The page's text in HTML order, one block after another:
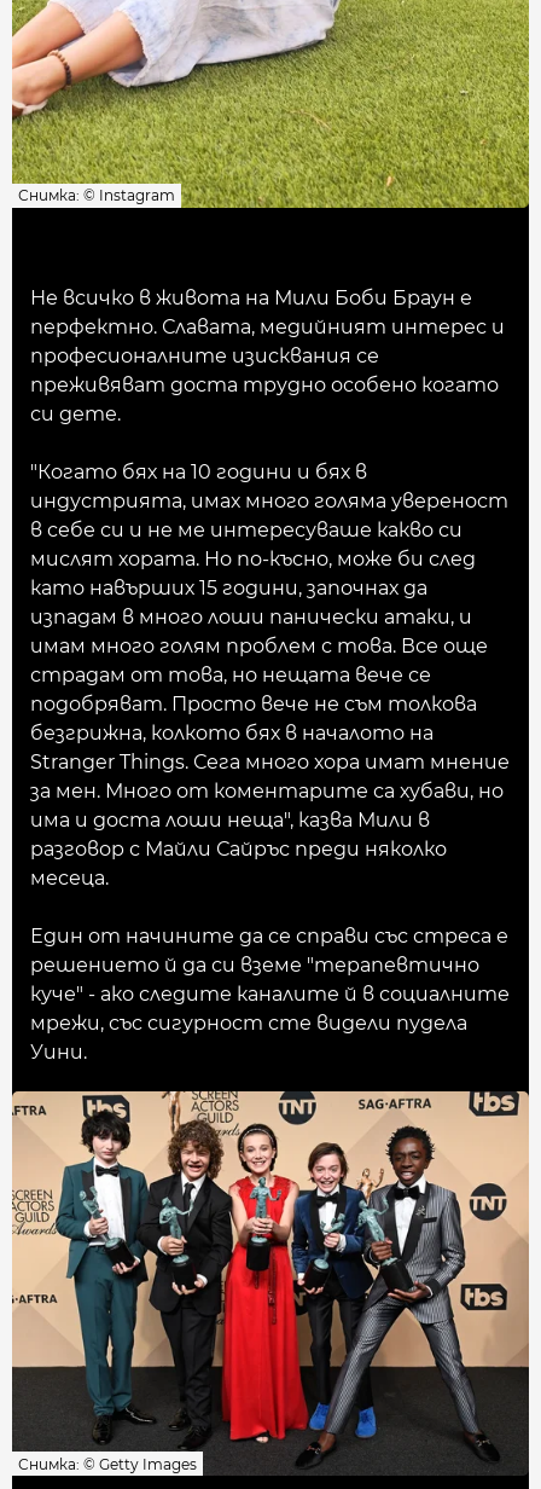
Снимка: © Instagram
Не всичко в живота на Мили Боби Браун е
перфектно. Славата, медийният интерес и
професионалните изисквания се
преживяват доста трудно особено когато
си дете.
"Когато бях на 10 години и бях в
индустрията, имах много голяма увереност
в себе си и не ме интересуваше какво си
мислят хората. Но по-късно, може би след
като навърших 15 години, започнах да
изпадам в много лоши панически атаки, и
имам много голям проблем с това. Все още
страдам от това, но нещата вече се
подобряват. Просто вече не съм толкова
безгрижна, колкото бях в началото на
Stranger Things. Сега много хора имат мнение
за мен. Много от коментарите са хубави, но
има и доста лоши неща", казва Мили в
разговор с Майли Сайръс преди няколко
месеца.
Един от начините да се справи със стреса е
решението й да си вземе "терапевтично
куче" - ако следите каналите й в социалните
мрежи, със сигурност сте видели пудела
Уини.
Снимка: © Getty Images